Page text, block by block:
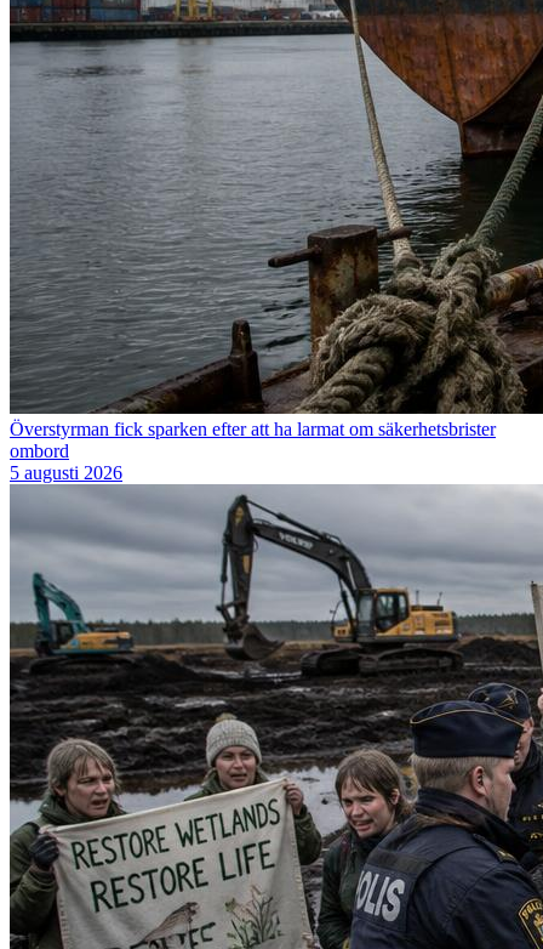
Överstyrman fick sparken efter att ha larmat om säkerhetsbrister
ombord
5 augusti 2026